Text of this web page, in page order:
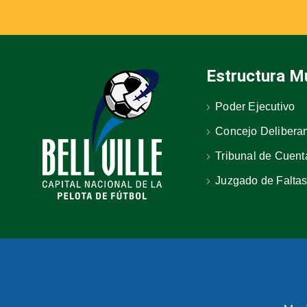
Estructura
Poder Ejecutivo
Concejo
Tribunal de
Juzgado de Faltas